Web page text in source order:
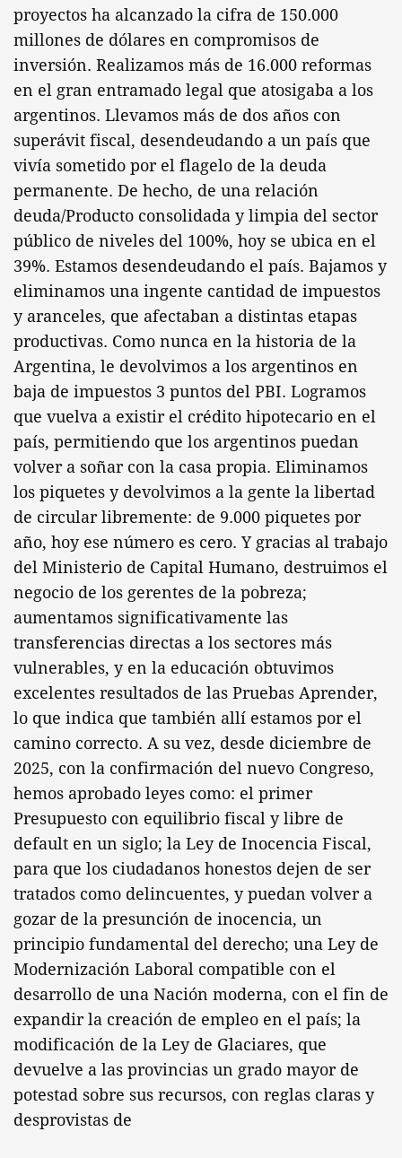
proyectos ha alcanzado la cifra de 150.000
millones de dólares en compromisos de
inversión. Realizamos más de 16.000 reformas
en el gran entramado legal que atosigaba a los
argentinos. Llevamos más de dos años con
superávit fiscal, desendeudando a un país que
vivía sometido por el flagelo de la deuda
permanente. De hecho, de una relación
deuda/Producto consolidada y limpia del sector
público de niveles del 100%, hoy se ubica en el
39%. Estamos desendeudando el país. Bajamos y
eliminamos una ingente cantidad de impuestos
y aranceles, que afectaban a distintas etapas
productivas. Como nunca en la historia de la
Argentina, le devolvimos a los argentinos en
baja de impuestos 3 puntos del PBI. Logramos
que vuelva a existir el crédito hipotecario en el
país, permitiendo que los argentinos puedan
volver a soñar con la casa propia. Eliminamos
los piquetes y devolvimos a la gente la libertad
de circular libremente: de 9.000 piquetes por
año, hoy ese número es cero. Y gracias al trabajo
del Ministerio de Capital Humano, destruimos el
negocio de los gerentes de la pobreza;
aumentamos significativamente las
transferencias directas a los sectores más
vulnerables, y en la educación obtuvimos
excelentes resultados de las Pruebas Aprender,
lo que indica que también allí estamos por el
camino correcto. A su vez, desde diciembre de
2025, con la confirmación del nuevo Congreso,
hemos aprobado leyes como: el primer
Presupuesto con equilibrio fiscal y libre de
default en un siglo; la Ley de Inocencia Fiscal,
para que los ciudadanos honestos dejen de ser
tratados como delincuentes, y puedan volver a
gozar de la presunción de inocencia, un
principio fundamental del derecho; una Ley de
Modernización Laboral compatible con el
desarrollo de una Nación moderna, con el fin de
expandir la creación de empleo en el país; la
modificación de la Ley de Glaciares, que
devuelve a las provincias un grado mayor de
potestad sobre sus recursos, con reglas claras y
desprovistas de